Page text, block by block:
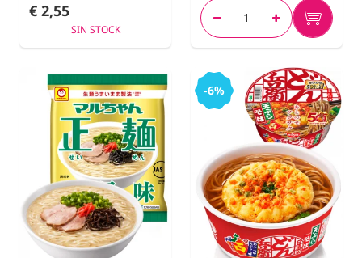
€ 2,55
SIN STOCK
-6%